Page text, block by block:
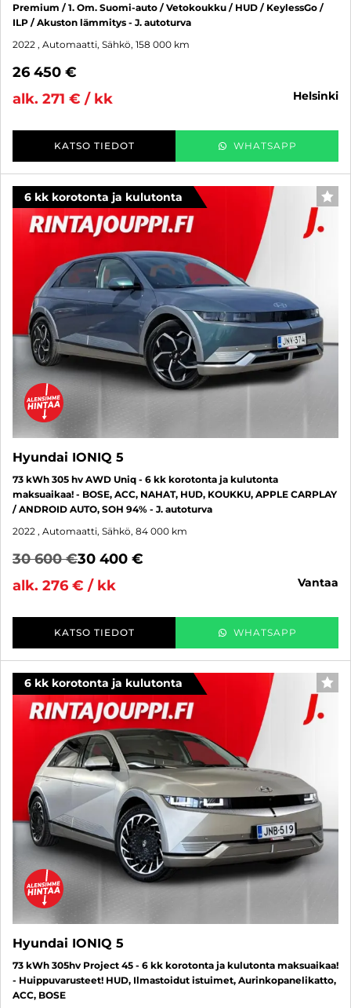
Premium / 1. Om. Suomi-auto / Vetokoukku / HUD / KeylessGo /
ILP / Akuston lämmitys - J. autoturva
2022 , Automaatti, Sähkö, 158 000 km
26 450 €
alk. 271 € / kk
helsinki
KATSO TIEDOT WHATSAPP
6 kk korotonta ja kulutonta
Hyundai IONIQ 5
73 kWh 305 hv AWD Uniq - 6 kk korotonta ja kulutonta
maksuaikaa! - BOSE, ACC, NAHAT, HUD, KOUKKU, APPLE CARPLAY
/ ANDROID AUTO, SOH 94% - J. autoturva
2022 , Automaatti, Sähkö, 84 000 km
30 600 €30 400 €
alk. 276 € / kk
vantaa
KATSO TIEDOT WHATSAPP
6 kk korotonta ja kulutonta
Hyundai IONIQ 5
73 kWh 305hv Project 45 - 6 kk korotonta ja kulutonta maksuaikaa!
- Huippuvarusteet! HUD, Ilmastoidut istuimet, Aurinkopanelikatto,
ACC, BOSE